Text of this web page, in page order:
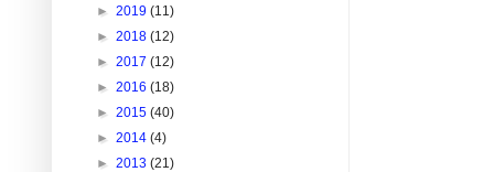
► 2019 (11)
► 2018 (12)
► 2017 (12)
► 2016 (18)
► 2015 (40)
► 2014 (4)
► 2013 (21)